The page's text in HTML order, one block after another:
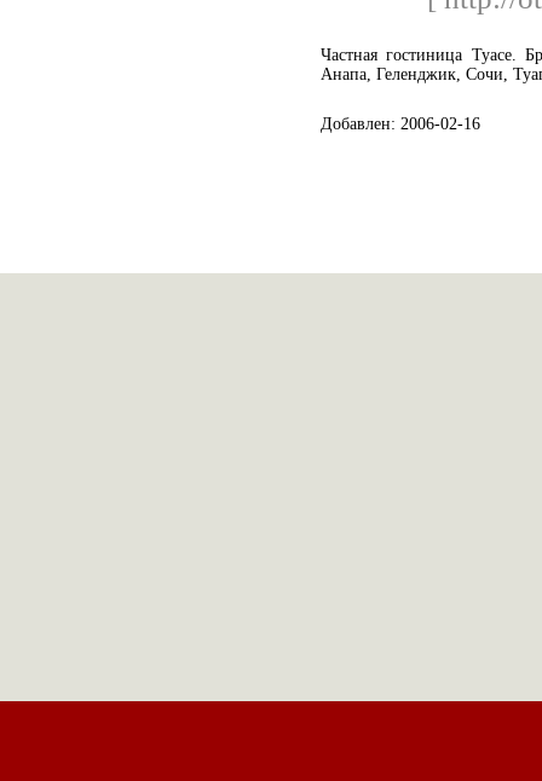
Частная гостиница Туасе.
Анапа, Геленджик, Сочи,
Добавлен: 2006-02-16